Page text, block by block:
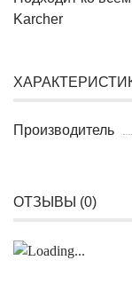
Karcher
Производитель
ОТЗЫВЫ (0)